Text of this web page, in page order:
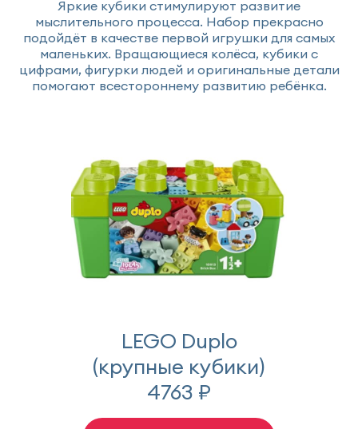
Яркие кубики стимулируют развитие
мыслительного процесса. Набор прекрасно
подойдёт в качестве первой игрушки для самых
маленьких. Вращающиеся колёса, кубики с
цифрами, фигурки людей и оригинальные детали
помогают всестороннему развитию ребёнка.
LEGO Duplo
(крупные кубики)
4763 ₽